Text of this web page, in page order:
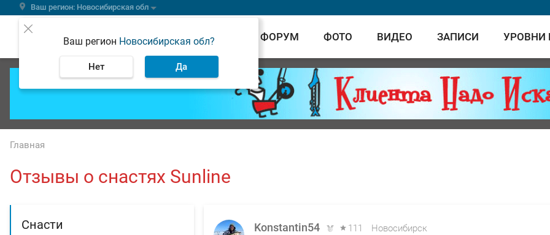
Ваш регион: Новосибирская обл
Ваш регион Новосибирская обл?
Нет Да
ВЕСТИ ФОРУМ ФОТО ВИДЕО ЗАПИСИ УРОВНИ
Главная
Отзывы о снастях Sunline
Снасти Konstantin54 111
Новосибирск